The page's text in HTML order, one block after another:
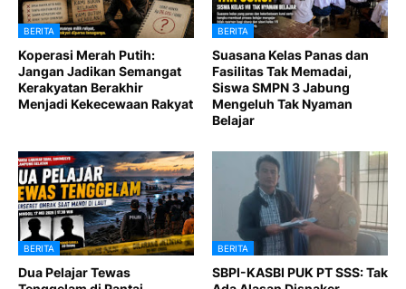
BERITA
Koperasi Merah Putih:
Jangan Jadikan Semangat
Kerakyatan Berakhir
Menjadi Kekecewaan Rakyat
BERITA
Suasana Kelas Panas dan
Fasilitas Tak Memadai,
Siswa SMPN 3 Jabung
Mengeluh Tak Nyaman
Belajar
BERITA
Dua Pelajar Tewas
BERITA
SBPI-KASBI PUK PT SSS: Tak